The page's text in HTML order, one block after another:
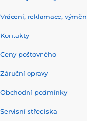
Vrácení, reklamace,
Kontakty
Ceny poštovného
Záruční opravy
Obchodní podmínky
Servisní střediska